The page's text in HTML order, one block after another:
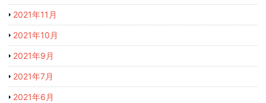
2021年11月
2021年10月
2021年9月
2021年7月
2021年6月